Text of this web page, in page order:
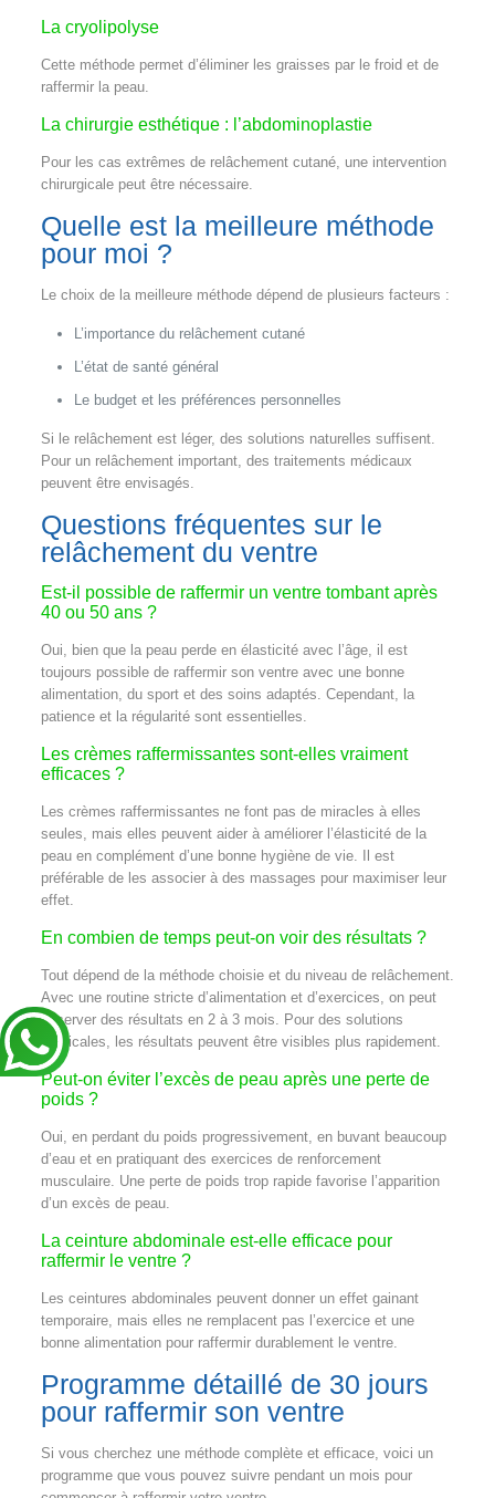
La cryolipolyse
Cette méthode permet d’éliminer les graisses par le froid et de
raffermir la peau.
La chirurgie esthétique : l’abdominoplastie
Pour les cas extrêmes de relâchement cutané, une intervention
chirurgicale peut être nécessaire.
Quelle est la meilleure méthode
pour moi ?
Le choix de la meilleure méthode dépend de plusieurs facteurs :
L’importance du relâchement cutané
L’état de santé général
Le budget et les préférences personnelles
Si le relâchement est léger, des solutions naturelles suffisent.
Pour un relâchement important, des traitements médicaux
peuvent être envisagés.
Questions fréquentes sur le
relâchement du ventre
Est-il possible de raffermir un ventre tombant après
40 ou 50 ans ?
Oui, bien que la peau perde en élasticité avec l’âge, il est
toujours possible de raffermir son ventre avec une bonne
alimentation, du sport et des soins adaptés. Cependant, la
patience et la régularité sont essentielles.
Les crèmes raffermissantes sont-elles vraiment
efficaces ?
Les crèmes raffermissantes ne font pas de miracles à elles
seules, mais elles peuvent aider à améliorer l’élasticité de la
peau en complément d’une bonne hygiène de vie. Il est
préférable de les associer à des massages pour maximiser leur
effet.
En combien de temps peut-on voir des résultats ?
Tout dépend de la méthode choisie et du niveau de relâchement.
Avec une routine stricte d’alimentation et d’exercices, on peut
observer des résultats en 2 à 3 mois. Pour des solutions
médicales, les résultats peuvent être visibles plus rapidement.
Peut-on éviter l’excès de peau après une perte de
poids ?
Oui, en perdant du poids progressivement, en buvant beaucoup
d’eau et en pratiquant des exercices de renforcement
musculaire. Une perte de poids trop rapide favorise l’apparition
d’un excès de peau.
La ceinture abdominale est-elle efficace pour
raffermir le ventre ?
Les ceintures abdominales peuvent donner un effet gainant
temporaire, mais elles ne remplacent pas l’exercice et une
bonne alimentation pour raffermir durablement le ventre.
Programme détaillé de 30 jours
pour raffermir son ventre
Si vous cherchez une méthode complète et efficace, voici un
programme que vous pouvez suivre pendant un mois pour